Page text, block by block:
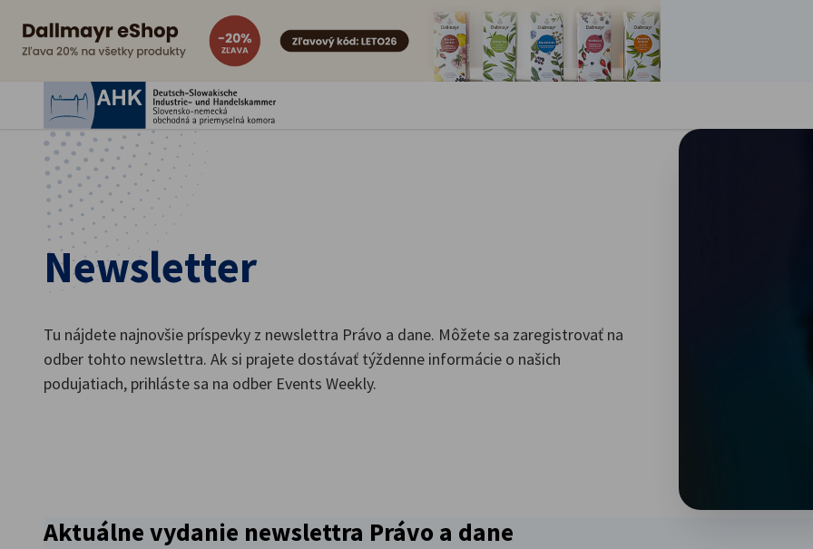
Zatvoriť preferencie
Newsletter
Tu nájdete najnovšie príspevky z newslettra Právo a dane. Môžete sa zaregistrovať na
odber tohto newslettra. Ak si prajete dostávať týždenne informácie o našich
podujatiach, prihláste sa na odber Events Weekly.
Aktuálne vydanie newslettra Právo a dane